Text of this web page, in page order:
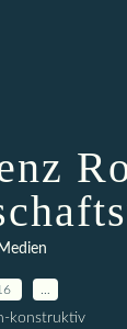
Medien
konstruktiv